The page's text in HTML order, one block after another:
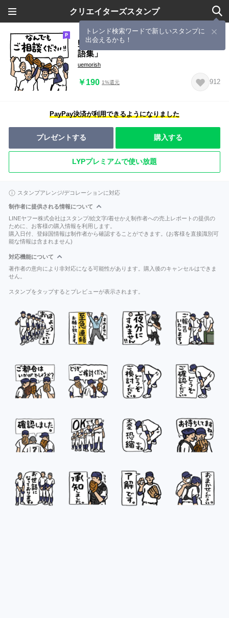
クリエイターズスタンプ
トレンド検索ワードで新しいスタンプに
出会えるかも！
野球くん20号「毎日気持ちを伝える敬
語集」
uemorish
￥190 1%還元 912
PayPay決済が利用できるようになりました
プレゼントする 購入する
LYPプレミアムで使い放題
スタンプアレンジ/デコレーションに対応
制作者に提供される情報について
LINEヤフー株式会社はスタンプ/絵文字/着せかえ制作者への売上レポートの提供の
ために、お客様の購入情報を利用します。
購入日付、登録国情報は制作者から確認することができます。(お客様を直接識別可
能な情報は含まれません)
対応機能について
著作者の意向により非対応になる可能性があります。購入後のキャンセルはできま
せん。
スタンプをタップするとプレビューが表示されます。